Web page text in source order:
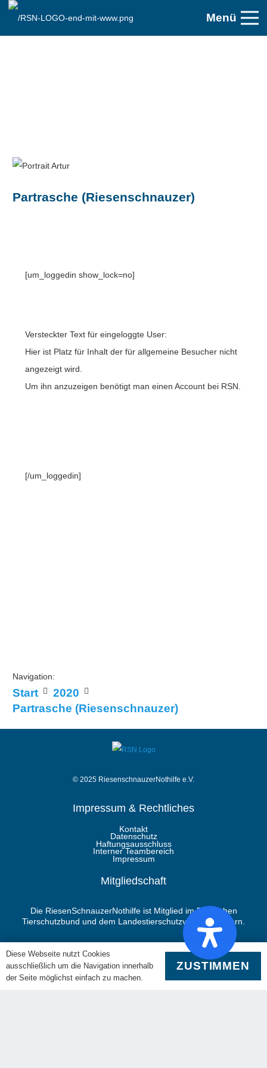
Menü
Partrasche (Riesenschnauzer)
[um_loggedin show_lock=no]
Versteckter Text für eingeloggte User:
Hier ist Platz für Inhalt der für allgemeine Besucher nicht
angezeigt wird.
Um ihn anzuzeigen benötigt man einen Account bei RSN.
[/um_loggedin]
Navigation:
Start
2020
Partrasche (Riesenschnauzer)
© 2025 RiesenschnauzerNothilfe e.V.
Impressum & Rechtliches
Kontakt
Datenschutz
Haftungsausschluss
Interner Teambereich
Impressum
Mitgliedschaft
Die RiesenSchnauzerNothilfe ist Mitglied im Deutschen
Tierschutzbund und dem Landestierschutzverband Bayern.
Folgen Sie uns
Diese Webseite nutzt Cookies
ausschließlich um die Navigation innerhalb
der Seite möglichst einfach zu machen.
ZUSTIMMEN